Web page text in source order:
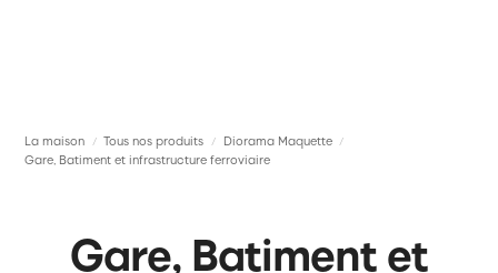
La maison / Tous nos produits / Diorama Maquette /
Gare, Batiment et infrastructure ferroviaire
Gare, Batiment et